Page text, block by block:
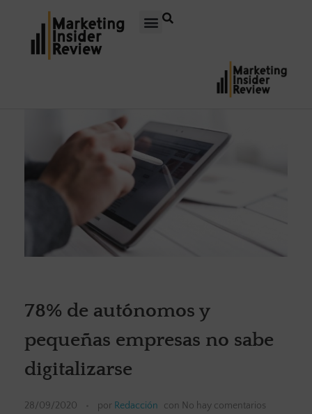
78% de autónomos y
pequeñas empresas no sabe
digitalizarse
28/09/2020 por Redacción con No hay comentarios